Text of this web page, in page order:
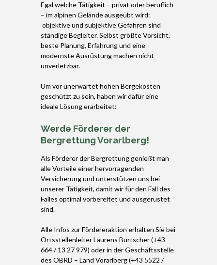
Egal welche Tätigkeit – privat oder beruflich
– im alpinen Gelände ausgeübt wird:
objektive und subjektive Gefahren sind
ständige Begleiter. Selbst größte Vorsicht,
beste Planung, Erfahrung und eine
modernste Ausrüstung machen nicht
unverletzbar.
Um vor unerwartet hohen Bergekosten
geschützt zu sein, haben wir dafür eine
ideale Lösung erarbeitet:
Werde Förderer der
Bergrettung Vorarlberg!
Als Förderer der Bergrettung genießt man
alle Vorteile einer hervorragenden
Versicherung und unterstützen uns bei
unserer Tätigkeit, damit wir für den Fall des
Falles optimal vorbereitet und ausgerüstet
sind.
Alle Infos zur Fördereraktion erhalten Sie bei
Ortsstellenleiter Laurens Burtscher (+43
664 / 13 27 979) oder in der Geschäftsstelle
des ÖBRD – Land Vorarlberg (+43 5522 /